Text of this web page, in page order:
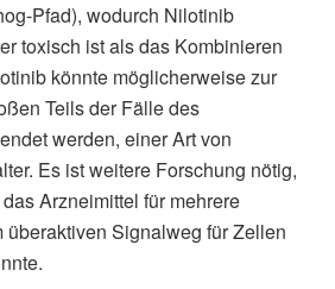
Pfad), wodurch Nilotinib
toxisch ist als das Kombinieren
könnte möglicherweise zur
Teils der Fälle des
werden, einer Art von
Es ist weitere Forschung nötig,
Arzneimittel für mehrere
überaktiven Signalweg für Zellen